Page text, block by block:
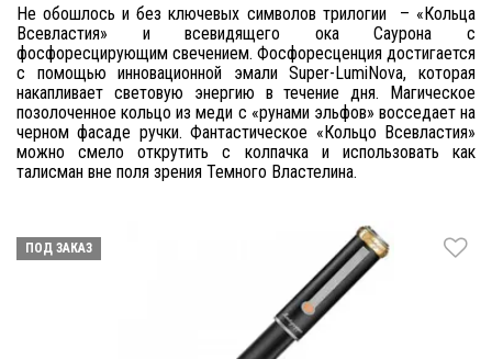
Не обошлось и без ключевых символов трилогии – «Кольца
Всевластия» и всевидящего ока Саурона с
фосфоресцирующим свечением. Фосфоресценция достигается
с помощью инновационной эмали Super-LumiNova, которая
накапливает световую энергию в течение дня. Магическое
позолоченное кольцо из меди с «рунами эльфов» восседает на
черном фасаде ручки. Фантастическое «Кольцо Всевластия»
можно смело открутить с колпачка и использовать как
талисман вне поля зрения Темного Властелина.
ПОД ЗАКАЗ